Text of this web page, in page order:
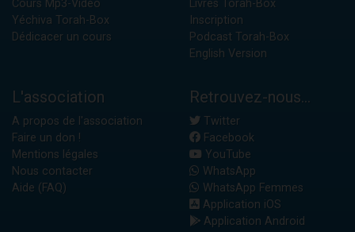
Cours Mp3-Vidéo
Yéchiva Torah-Box
Dédicacer un cours
Livres Torah-Box
Inscription
Podcast Torah-Box
English Version
L'association
A propos de l'association
Faire un don !
Mentions légales
Nous contacter
Aide (FAQ)
Retrouvez-nous...
Twitter
Facebook
YouTube
WhatsApp
WhatsApp Femmes
Application iOS
Application Android